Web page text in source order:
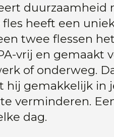
duurzaamheid
fles heeft een
twee flessen
vrij en gemaakt
of onderweg.
hij gemakkelijk in
verminderen.
dag.